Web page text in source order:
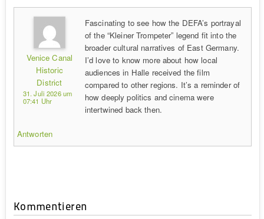
Venice Canal
Historic
District
31. Juli 2026 um
07:41 Uhr
Fascinating to see how the DEFA’s portrayal
of the “Kleiner Trompeter” legend fit into the
broader cultural narratives of East Germany.
I’d love to know more about how local
audiences in Halle received the film
compared to other regions. It’s a reminder of
how deeply politics and cinema were
intertwined back then.
Antworten
Kommentieren